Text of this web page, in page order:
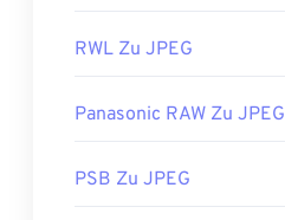
RWL Zu JPEG
Panasonic RAW Zu JPEG
PSB Zu JPEG